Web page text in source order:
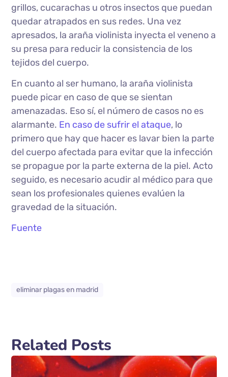
grillos, cucarachas u otros insectos que puedan
quedar atrapados en sus redes. Una vez
apresados, la araña violinista inyecta el veneno a
su presa para reducir la consistencia de los
tejidos del cuerpo.
En cuanto al ser humano, la araña violinista
puede picar en caso de que se sientan
amenazadas. Eso sí, el número de casos no es
alarmante. En caso de sufrir el ataque, lo
primero que hay que hacer es lavar bien la parte
del cuerpo afectada para evitar que la infección
se propague por la parte externa de la piel. Acto
seguido, es necesario acudir al médico para que
sean los profesionales quienes evalúen la
gravedad de la situación.
Fuente
eliminar plagas en madrid
Related Posts